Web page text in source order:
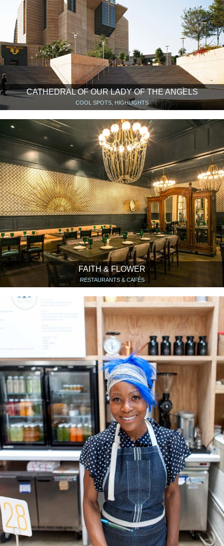
CATHEDRAL OF OUR LADY OF THE ANGELS
COOL SPOTS, HIGHLIGHTS
FAITH & FLOWER
RESTAURANTS & CAFÉS